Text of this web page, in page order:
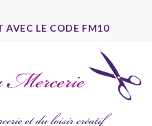
AVEC LE CODE FM10